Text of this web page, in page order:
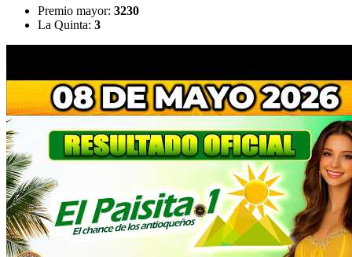
Premio mayor: 3230
La Quinta: 3